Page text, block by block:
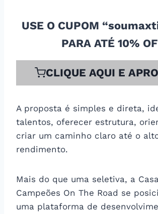
USE O CUPOM
PARA ATÉ 10%
CLIQUE AQUI E
A proposta é simples e direta,
talentos, oferecer estrutura,
criar um caminho claro até o
rendimento.
Mais do que uma seletiva, a
Campeões On The Road se
uma plataforma de